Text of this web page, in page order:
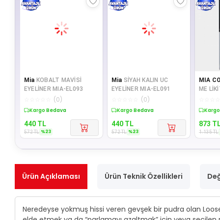
Mia KOBALT MAVİSİ
EYELİNER MIA-EL093
(0)
Sepette %23 İndirim
440 TL
572TL %23
Mia SİYAH KALIN UC
EYELİNER MIA-EL091
(0)
Sepette %23 İndirim
440 TL
572TL %23
MIA
ME LİKİT
PINK BRICK
873
1.135TL
Ürün Açıklaması Ürün Teknik Özellikleri
Neredeyse yokmuş hissi veren gevşek bir pudra olan